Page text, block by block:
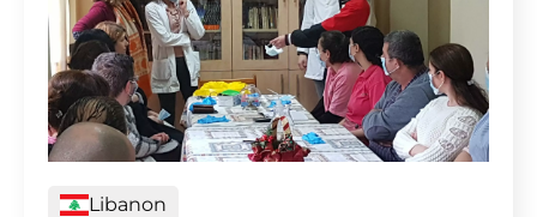
Libanon